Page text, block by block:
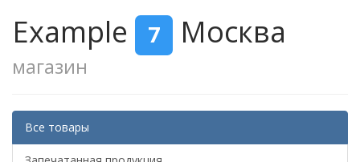
Example 7 Москва
магазин
Все товары